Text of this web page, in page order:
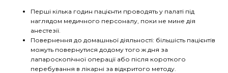
Перші кілька годин пацієнти проводять у палаті під
наглядом медичного персоналу, поки не мине дія
анестезії.
Повернення до домашньої діяльності: більшість пацієнтів
можуть повернутися додому того ж дня за
лапароскопічної операції або після короткого
перебування в лікарні за відкритого методу.